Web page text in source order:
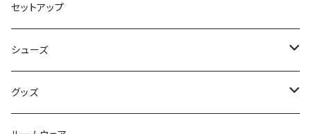
ニット・セーター
ベスト
Tシャツ
パンツ
セットアップ
シューズ
ブーツ
グッズ